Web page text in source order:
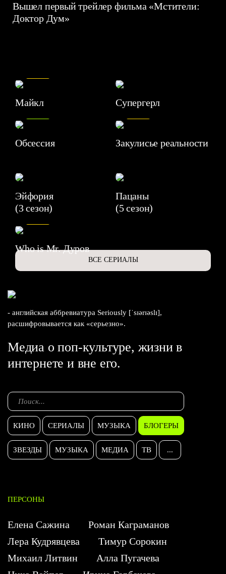
Вышел первый трейлер фильма «Мстители:
Доктор Дум»
Майкл Супергерл
Обсессия
7.1
Закулисье реальности
Эйфория
(3 сезон)
Пацаны
(5 сезон)
6.3
Who is Mr. Дуров
ВСЕ СЕРИАЛЫ
- английская аббревиатура Seriously [ˈsɪərɪəslɪ],
расшифровывается как «серьезно».
Медиа о поп-культуре, жизни в
интернете и вне его.
КИНО СЕРИАЛЫ МУЗЫКА БЛОГЕРЫ
ЗВЕЗДЫ МУЗЫКА МЕДИА ТВ ...
ПЕРСОНЫ
Елена Сажина
Роман Каграманов
Лера Кудрявцева
Тимур Сорокин
Михаил Литвин
Алла Пугачева